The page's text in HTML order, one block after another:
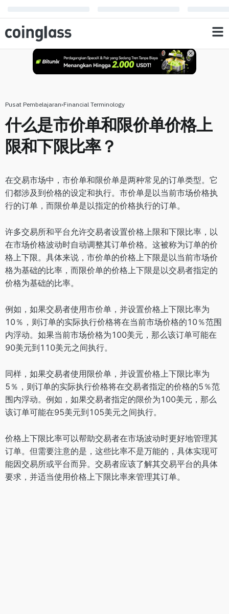
Pusat Pembelajaran›Financial Terminology
什么是市价单和限价单价格上
限和下限比率？
在交易市场中，市价单和限价单是两种常见的订单类型。它
们都涉及到价格的设定和执行。市价单是以当前市场价格执
行的订单，而限价单是以指定的价格执行的订单。
许多交易所和平台允许交易者设置价格上限和下限比率，以
在市场价格波动时自动调整其订单价格。这被称为订单的价
格上下限。具体来说，市价单的价格上下限是以当前市场价
格为基础的比率，而限价单的价格上下限是以交易者指定的
价格为基础的比率。
例如，如果交易者使用市价单，并设置价格上下限比率为
10％，则订单的实际执行价格将在当前市场价格的10％范围
内浮动。如果当前市场价格为100美元，那么该订单可能在
90美元到110美元之间执行。
同样，如果交易者使用限价单，并设置价格上下限比率为
5％，则订单的实际执行价格将在交易者指定的价格的5％范
围内浮动。例如，如果交易者指定的限价为100美元，那么
该订单可能在95美元到105美元之间执行。
价格上下限比率可以帮助交易者在市场波动时更好地管理其
订单。但需要注意的是，这些比率不是万能的，具体实现可
能因交易所或平台而异。交易者应该了解其交易平台的具体
要求，并适当使用价格上下限比率来管理其订单。